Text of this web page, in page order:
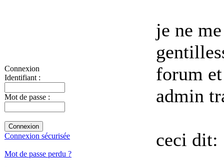
Connexion
Identifiant :
Mot de passe :
Connexion sécurisée
Mot de passe perdu ?
je ne
forum
admin
ceci dit: